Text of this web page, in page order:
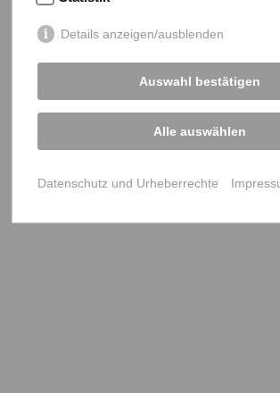
Details anzeigen/ausblenden
Auswahl bestätigen
Alle auswählen
Datenschutz und Urheberrechte